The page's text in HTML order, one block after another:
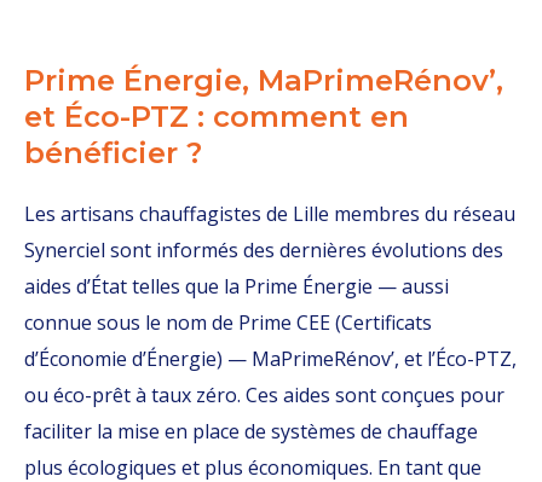
Prime Énergie, MaPrimeRénov’,
et Éco-PTZ : comment en
bénéficier ?
Les artisans chauffagistes de Lille membres du réseau
Synerciel sont informés des dernières évolutions des
aides d’État telles que la Prime Énergie — aussi
connue sous le nom de Prime CEE (Certificats
d’Économie d’Énergie) — MaPrimeRénov’, et l’Éco-PTZ,
ou éco-prêt à taux zéro. Ces aides sont conçues pour
faciliter la mise en place de systèmes de chauffage
plus écologiques et plus économiques. En tant que